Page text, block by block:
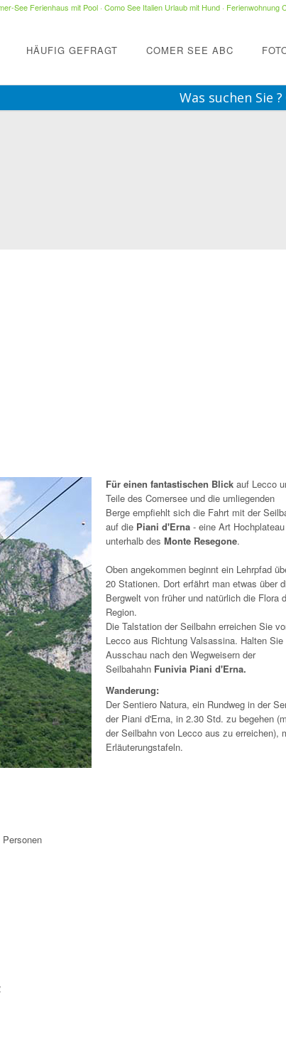
See Ferienhaus mit Pool· Como See Italien Urlaub mit Hund· Ferienwohnung
HÄUFIG GEFRAGT COMER SEE ABC
Was suchen Sie ?
Für einen fantastischen Blick auf Lecco
Teile des Comersee und die umliegenden
Berge empfiehlt sich die Fahrt mit der
auf die Piani d'Erna - eine Art Hochplateau
unterhalb des Monte Resegone.
Oben angekommen beginnt ein Lehrpfad
20 Stationen. Dort erfährt man etwas über
Bergwelt von früher und natürlich die Flora
Region.
Die Talstation der Seilbahn erreichen Sie
Lecco aus Richtung Valsassina. Halten Sie
Ausschau nach den Wegweisern der
Seilbahahn Funivia Piani d'Erna.
Wanderung:
Der Sentiero Natura, ein Rundweg in der
der Piani d'Erna, in 2.30 Std. zu begehen
der Seilbahn von Lecco aus zu erreichen),
Erläuterungstafeln.